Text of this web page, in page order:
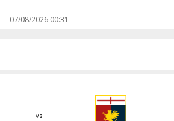
07/08/2026 00:31
vs